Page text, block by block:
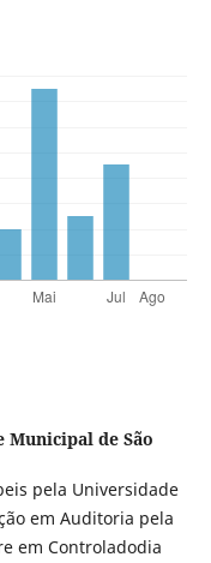
Municipal de São
pela Universidade
em Auditoria pela
em Controladodia